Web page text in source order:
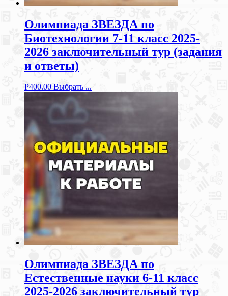
Олимпиада ЗВЕЗДА по
Биотехнологии 7-11 класс 2025-
2026 заключительный тур (задания
и ответы)
Р400.00 Выбрать ...
Олимпиада ЗВЕЗДА по
Естественные науки 6-11 класс
2025-2026 заключительный тур